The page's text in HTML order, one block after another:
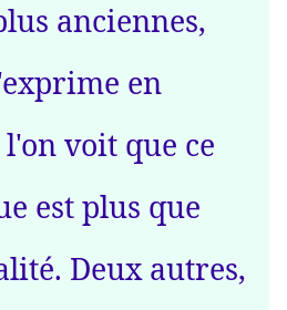
anciennes,
en
voit que ce
est plus que
Deux autres,